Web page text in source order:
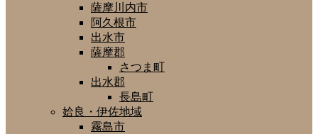
薩摩川内市
阿久根市
出水市
薩摩郡
さつま町
出水郡
長島町
姶良・伊佐地域
霧島市